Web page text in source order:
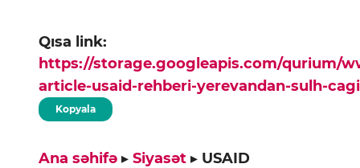
Qısa link:
https://storage.googleapis.com/qurium/
article-usaid-rehberi-yerevandan-sulh-
Kopyala
Ana səhifə ▸ Siyasət ▸ USAID